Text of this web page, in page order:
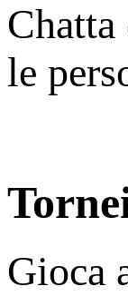
le
Gioca